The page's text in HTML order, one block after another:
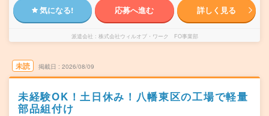
気になる! 応募へ進む 詳しく見る
派遣会社 株式会社ウィルオブ・ワーク FO事業部
未読 掲載日 2026/08/09
未経験OK！土日休み！八幡東区の工場で軽量
部品組付け